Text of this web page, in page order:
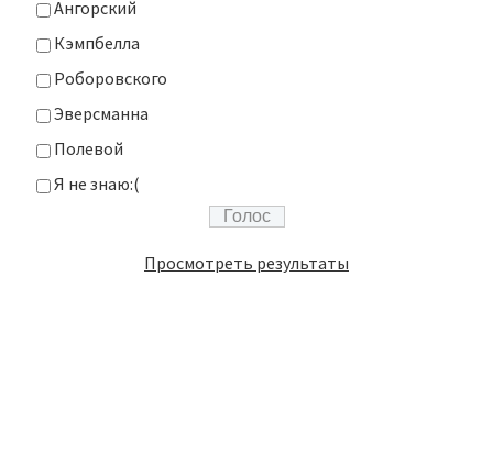
Ангорский
Кэмпбелла
Роборовского
Эверсманна
Полевой
Я не знаю:(
Просмотреть результаты